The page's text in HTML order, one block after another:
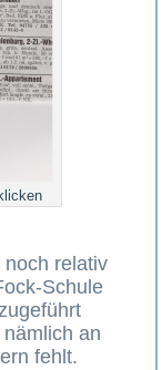
noch relativ
Schule
an
fehlt.